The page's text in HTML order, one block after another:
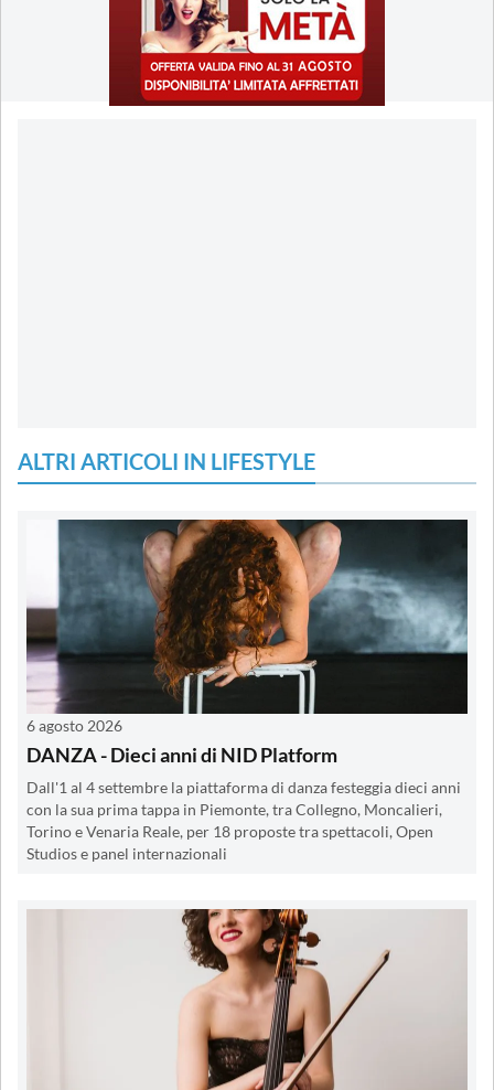
ALTRI ARTICOLI IN LIFESTYLE
6 agosto 2026
DANZA - Dieci anni di NID Platform
Dall'1 al 4 settembre la piattaforma di danza festeggia dieci anni
con la sua prima tappa in Piemonte, tra Collegno, Moncalieri,
Torino e Venaria Reale, per 18 proposte tra spettacoli, Open
Studios e panel internazionali